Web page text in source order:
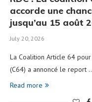
accorde une
jusqu’au 15 août
July 20, 2026
La Coalition Article 64
(C64) a annoncé le report
Read more